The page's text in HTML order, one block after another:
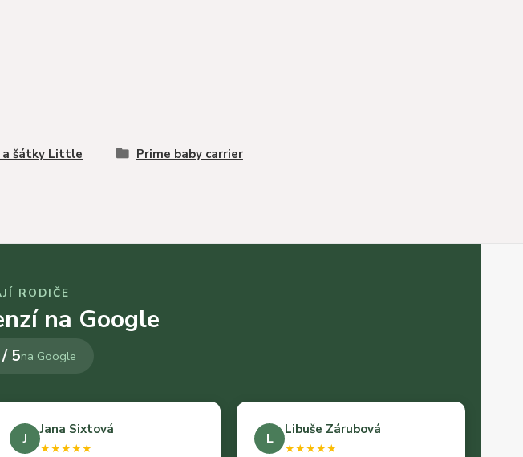
a šátky Little
Prime baby carrier
RODIČE
na Google
5na Google
J
Jana Sixtová
★★★★★
L
Libuše Zárubová
★★★★★